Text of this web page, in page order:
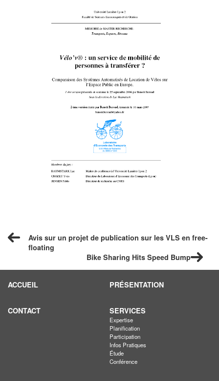
Avis sur un projet de publication sur les VLS en free-
floating
Bike Sharing Hits Speed Bump
ACCUEIL PRÉSENTATION
CONTACT SERVICES
Expertise
Planification
Participation
Infos Pratiques
Étude
Conférence